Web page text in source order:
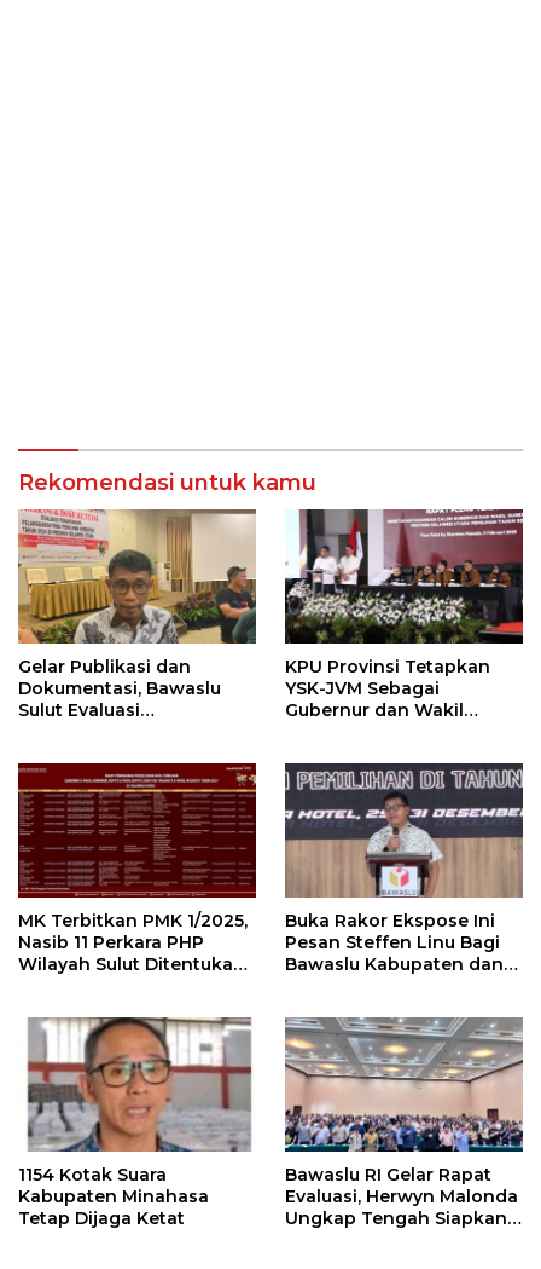
Rekomendasi untuk kamu
Gelar Publikasi dan
Dokumentasi, Bawaslu
Sulut Evaluasi
KPU Provinsi Tetapkan
YSK-JVM Sebagai
Gubernur dan Wakil
MK Terbitkan PMK 1/2025,
Nasib 11 Perkara PHP
Wilayah Sulut Ditentukan
Buka Rakor Ekspose Ini
Pesan Steffen Linu Bagi
Bawaslu Kabupaten dan
1154 Kotak Suara
Kabupaten Minahasa
Tetap Dijaga Ketat
Bawaslu RI Gelar Rapat
Evaluasi, Herwyn Malonda
Ungkap Tengah Siapkan